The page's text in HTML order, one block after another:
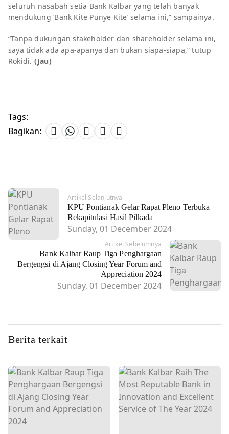
seluruh nasabah setia Bank Kalbar yang telah banyak
mendukung ‘Bank Kite Punye Kite’ selama ini,” sampainya.
“Tanpa dukungan stakeholder dan shareholder selama ini,
saya tidak ada apa-apanya dan bukan siapa-siapa,” tutup
Rokidi. (Jau)
Tags:
Bagikan:
Artikel Selanjutnya
KPU Pontianak Gelar Rapat Pleno Terbuka
Rekapitulasi Hasil Pilkada
Sunday, 01 December 2024
Artikel Sebelumnya
Bank Kalbar Raup Tiga Penghargaan
Bergengsi di Ajang Closing Year Forum and
Appreciation 2024
Sunday, 01 December 2024
Berita terkait